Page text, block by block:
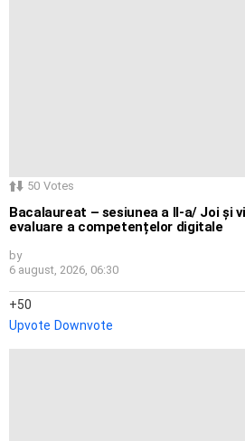
50 Votes
Bacalaureat – sesiunea a II-a/ Joi și
evaluare a competențelor digitale
by
6 august, 2026, 06:30
50
Upvote Downvote